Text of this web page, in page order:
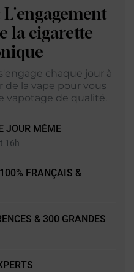
L'engagement
la cigarette
chaque jour à
la vape pour vous
vapotage de qualité.
JOUR MÊME
16h
FRANÇAIS &
& 300 GRANDES